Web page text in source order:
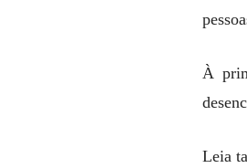
À
Leia